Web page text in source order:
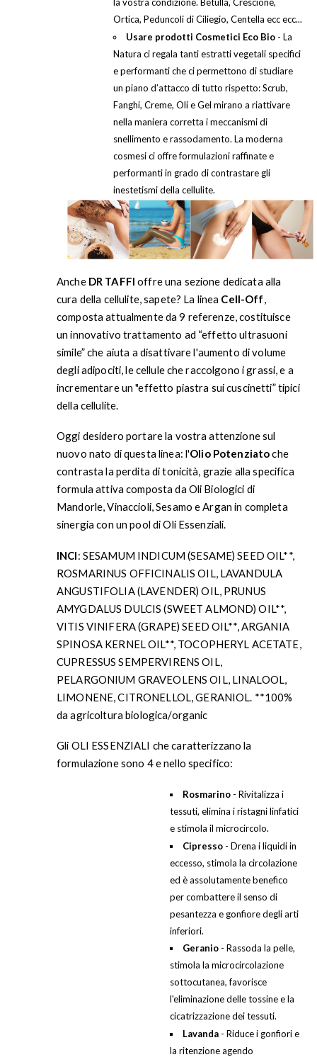
la vostra condizione. Betulla, Crescione,
Ortica, Peduncoli di Ciliegio, Centella ecc ecc...
Usare prodotti Cosmetici Eco Bio - La
Natura ci regala tanti estratti vegetali specifici
e performanti che ci permettono di studiare
un piano d’attacco di tutto rispetto: Scrub,
Fanghi, Creme, Oli e Gel mirano a riattivare
nella maniera corretta i meccanismi di
snellimento e rassodamento. La moderna
cosmesi ci offre formulazioni raffinate e
performanti in grado di contrastare gli
inestetismi della cellulite.
AncheDR TAFFI offre una sezione dedicata alla
cura della cellulite, sapete? La linea Cell-Off
composta attualmente da 9 referenze, costituisce
un innovativo trattamento ad “effetto ultrasuoni
simile” che aiuta a disattivare l'aumento di volume
degli adipociti, le cellule che raccolgono i grassi, e a
incrementare un "effetto piastra sui cuscinetti” tipici
della cellulite.
Oggi desidero portare la vostra attenzione sul
nuovo nato di questa linea: l'Olio Potenziatoche
contrasta la perdita di tonicità, grazie alla specifica
formula attiva composta da Oli Biologici di
Mandorle, Vinaccioli, Sesamo e Argan in completa
sinergia con un pool di Oli Essenziali.
INCI: SESAMUM INDICUM (SESAME) SEED OIL**,
ROSMARINUS OFFICINALIS OIL, LAVANDULA
ANGUSTIFOLIA (LAVENDER) OIL, PRUNUS
AMYGDALUS DULCIS (SWEET ALMOND) OIL**,
VITIS VINIFERA (GRAPE) SEED OIL**, ARGANIA
SPINOSA KERNEL OIL**, TOCOPHERYL ACETATE,
CUPRESSUS SEMPERVIRENS OIL,
PELARGONIUM GRAVEOLENS OIL, LINALOOL,
LIMONENE, CITRONELLOL, GERANIOL. **100%
da agricoltura biologica/organic
Gli OLI ESSENZIALI che caratterizzano la
formulazione sono 4 e nello specifico:
Rosmarino - Rivitalizza i
tessuti, elimina i ristagni linfatici
e stimola il microcircolo.
Cipresso - Drena i liquidi in
eccesso, stimola la circolazione
ed è assolutamente benefico
per combattere il senso di
pesantezza e gonfiore degli arti
inferiori.
Geranio - Rassoda la pelle,
stimola la microcircolazione
sottocutanea, favorisce
l'eliminazione delle tossine e la
cicatrizzazione dei tessuti.
Lavanda - Riduce i gonfiori e
la ritenzione agendo